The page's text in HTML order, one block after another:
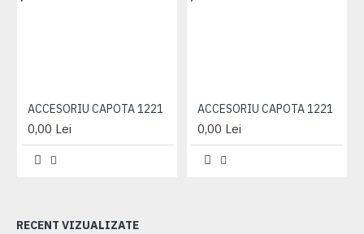
ACCESORIU CAPOTA 1221
0,00 Lei
ACCESORIU CAPOTA 1221
0,00 Lei
RECENT VIZUALIZATE